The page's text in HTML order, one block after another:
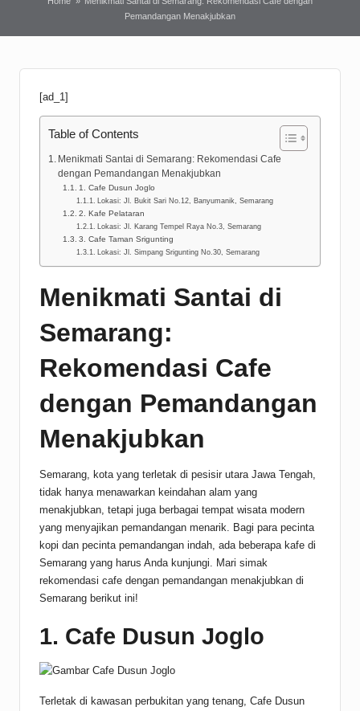
Pemandangan Menakjubkan
[ad_1]
Table of Contents
Menikmati Santai di Semarang: Rekomendasi Cafe
dengan Pemandangan Menakjubkan
1. Cafe Dusun Joglo
Lokasi: Jl. Bukit Sari No.12, Banyumanik, Semarang
2. Kafe Pelataran
Lokasi: Jl. Karang Tempel Raya No.3, Semarang
3. Cafe Taman Srigunting
Lokasi: Jl. Simpang Srigunting No.30, Semarang
Menikmati Santai di
Semarang:
Rekomendasi Cafe
dengan Pemandangan
Menakjubkan
Semarang, kota yang terletak di pesisir utara Jawa Tengah,
tidak hanya menawarkan keindahan alam yang
menakjubkan, tetapi juga berbagai tempat wisata modern
yang menyajikan pemandangan menarik. Bagi para pecinta
kopi dan pecinta pemandangan indah, ada beberapa kafe di
Semarang yang harus Anda kunjungi. Mari simak
rekomendasi cafe dengan pemandangan menakjubkan di
Semarang berikut ini!
1. Cafe Dusun Joglo
Terletak di kawasan perbukitan yang tenang, Cafe Dusun